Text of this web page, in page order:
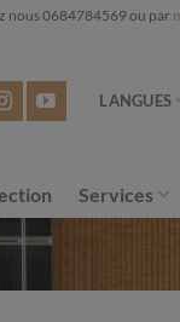
nous 0684784569 ou par
LANGUES
Services